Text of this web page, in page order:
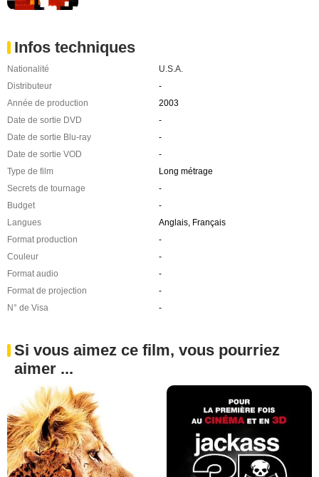
Infos techniques
Nationalité
U.S.A.
Distributeur
-
Année de production
2003
Date de sortie DVD
-
Date de sortie Blu-ray
-
Date de sortie VOD
-
Type de film
Long métrage
Secrets de tournage
-
Budget
-
Langues
Anglais, Français
Format production
-
Couleur
-
Format audio
-
Format de projection
-
N° de Visa
-
Si vous aimez ce film, vous pourriez
aimer ...